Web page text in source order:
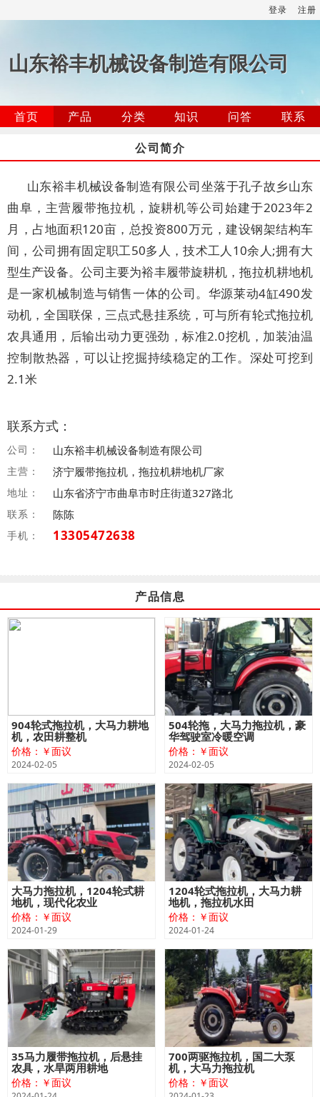
登录 注册
山东裕丰机械设备制造有限公司
首页 产品 分类 知识 问答
联系
公司简介
山东裕丰机械设备制造有限公司坐落于孔子故乡山东
曲阜，主营履带拖拉机，旋耕机等公司始建于2023年2
月，占地面积120亩，总投资800万元，建设钢架结构车
间，公司拥有固定职工50多人，技术工人10余人;拥有大
型生产设备。公司主要为裕丰履带旋耕机，拖拉机耕地机
是一家机械制造与销售一体的公司。华源莱动4缸490发
动机，全国联保，三点式悬挂系统，可与所有轮式拖拉机
农具通用，后输出动力更强劲，标准2.0挖机，加装油温
控制散热器，可以让挖掘持续稳定的工作。深处可挖到
2.1米
联系方式：
公司： 山东裕丰机械设备制造有限公司
主营： 济宁履带拖拉机，拖拉机耕地机厂家
地址： 山东省济宁市曲阜市时庄街道327路北
联系： 陈陈
手机： 13305472638
产品信息
904轮式拖拉机，大马力耕地
机，农田耕整机
价格：￥面议
2024-02-05
504轮拖，大马力拖拉机，豪
华驾驶室冷暖空调
价格：￥面议
2024-02-05
大马力拖拉机，1204轮式耕
地机，现代化农业
价格：￥面议
2024-01-29
1204轮式拖拉机，大马力耕
地机，拖拉机水田
价格：￥面议
2024-01-24
35马力履带拖拉机，后悬挂
农具，水旱两用耕地
价格：￥面议
700两驱拖拉机，国二大泵
机，大马力拖拉机
价格：￥面议